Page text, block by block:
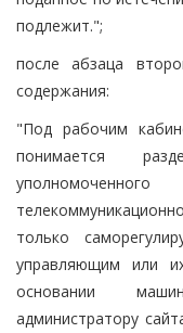
подлежит.";
после абзаца
содержания:
"Под рабочим
понимается
только
управляющим или
основании
администратору